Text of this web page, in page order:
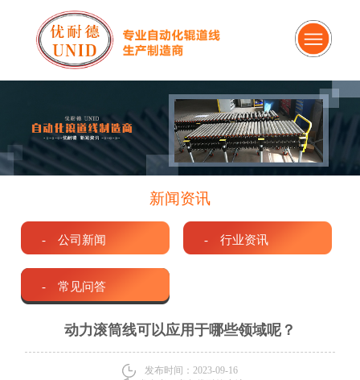
新闻资讯
- 公司新闻 - 行业资讯
- 常见问答
动力滚筒线可以应用于哪些领域呢？
发布时间：2023-09-16